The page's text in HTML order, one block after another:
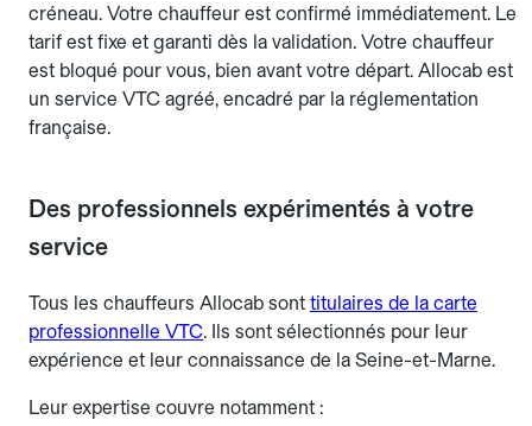
créneau. Votre chauffeur est confirmé immédiatement. Le
tarif est fixe et garanti dès la validation. Votre chauffeur
est bloqué pour vous, bien avant votre départ. Allocab est
un service VTC agréé, encadré par la réglementation
française.
Des professionnels expérimentés à votre
service
Tous les chauffeurs Allocab sont titulaires de la carte
professionnelle VTC. Ils sont sélectionnés pour leur
expérience et leur connaissance de la Seine-et-Marne.
Leur expertise couvre notamment :